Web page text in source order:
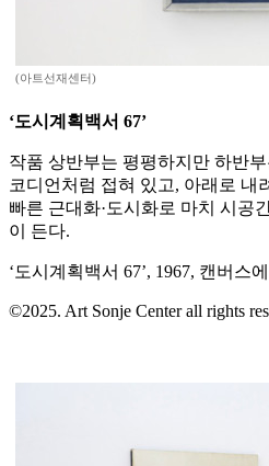
(아트선재센터)
‘도시계획백서 67’
작품 상반부는 평평하지만 하반
코디언처럼 접혀 있고, 아래로 내
빠른 근대화·도시화로 마치 시공
이 든다.
‘도시계획백서 67’, 1967, 캔버스
©2025. Art Sonje Center all rights